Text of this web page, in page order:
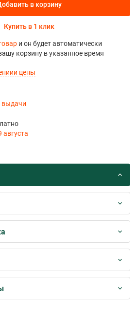
цены
выдачи
августа
в корзину
Купить в 1 клик
и он будет автоматически
корзину в указанное время